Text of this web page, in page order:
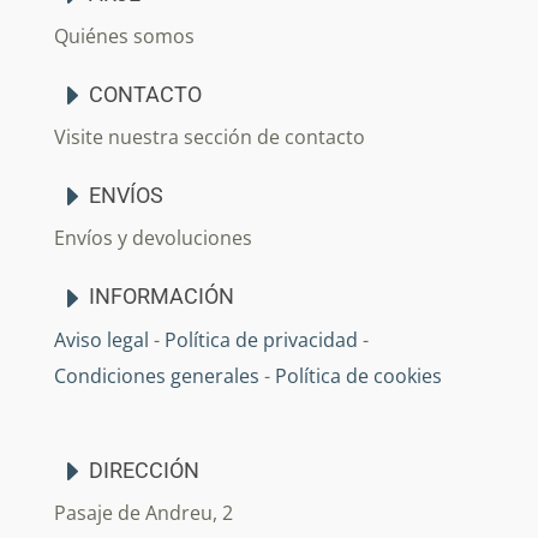
Quiénes somos
CONTACTO
Visite nuestra sección de contacto
ENVÍOS
Envíos y devoluciones
INFORMACIÓN
Aviso legal - Política de privacidad -
Condiciones generales - Política de cookies
DIRECCIÓN
Pasaje de Andreu, 2